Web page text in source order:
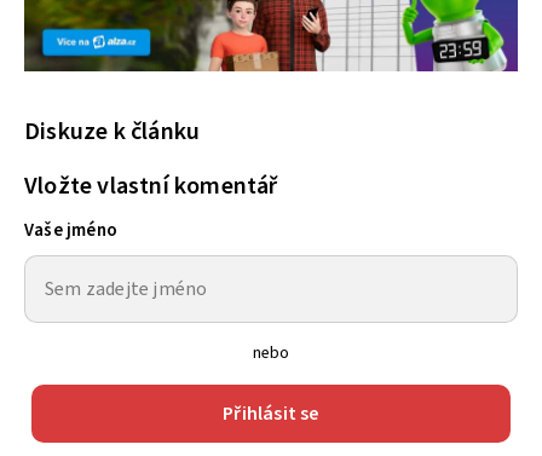
Diskuze k článku
Vložte vlastní komentář
Vaše jméno
nebo
Přihlásit se